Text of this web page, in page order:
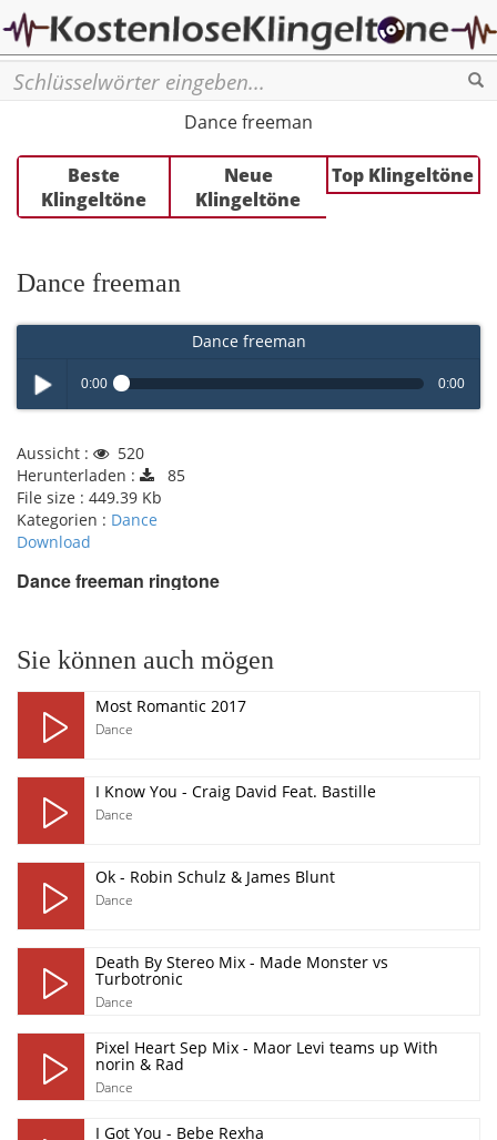
Dance freeman
Beste
Klingeltöne
Neue
Klingeltöne
Top Klingeltöne
Dance freeman
Dance freeman
Play /
0:00 0:00
Aussicht :
520
Herunterladen :
85
File size : 449.39 Kb
Kategorien : Dance
Download
Dance freeman ringtone
Sie können auch mögen
Most Romantic 2017
Dance
I Know You - Craig David Feat. Bastille
Dance
Ok - Robin Schulz & James Blunt
Dance
Death By Stereo Mix - Made Monster vs
Turbotronic
Dance
Pixel Heart Sep Mix - Maor Levi teams up With
norin & Rad
Dance
I Got You - Bebe Rexha